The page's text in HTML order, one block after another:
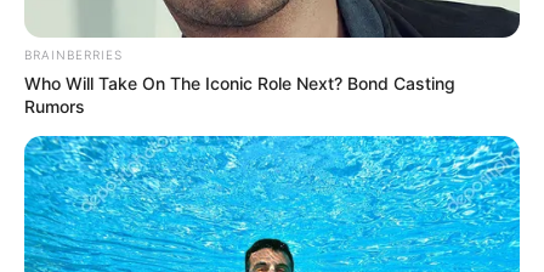
BRAINBERRIES
Who Will Take On The Iconic Role Next? Bond Casting
Rumors